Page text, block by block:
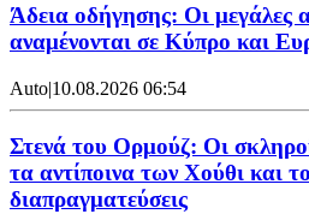
Άδεια οδήγησης: Οι μεγάλες
αναμένονται σε Κύπρο και
Auto|10.08.2026 06:54
Στενά του Ορμούζ: Οι
τα αντίποινα των Χούθι και
διαπραγματεύσεις